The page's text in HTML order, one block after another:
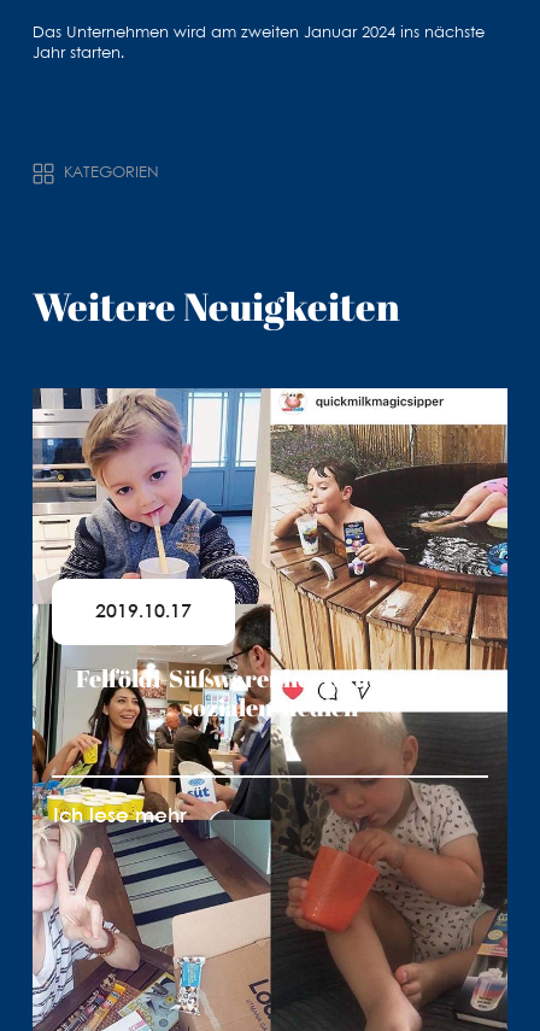
Das Unternehmen wird am zweiten Januar 2024 ins nächste
Jahr starten.
KATEGORIEN
Weitere Neuigkeiten
2019.10.17
Felföldi-Süßwarenhersteller in den
sozialen Medien
Ich lese mehr